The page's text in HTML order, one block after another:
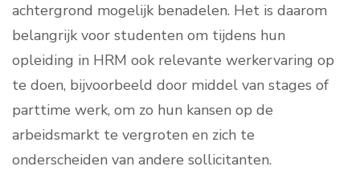
achtergrond mogelijk benadelen. Het is daarom
belangrijk voor studenten om tijdens hun
opleiding in HRM ook relevante werkervaring op
te doen, bijvoorbeeld door middel van stages of
parttime werk, om zo hun kansen op de
arbeidsmarkt te vergroten en zich te
onderscheiden van andere sollicitanten.